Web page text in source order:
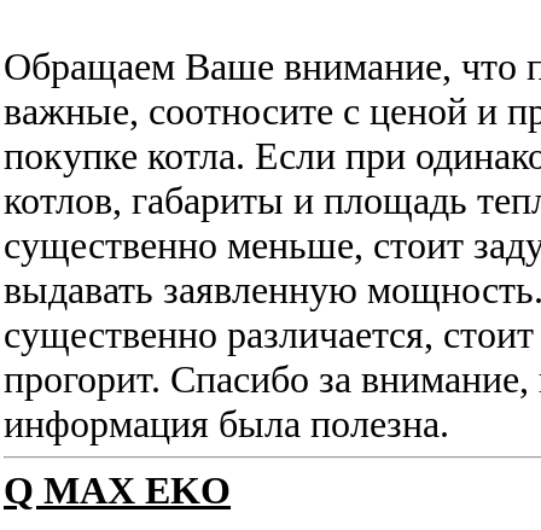
Обращаем Ваше внимание, что
важные, соотносите с ценой и
покупке котла. Если при
котлов, габариты и площадь
существенно меньше, стоит
выдавать заявленную
существенно различается,
прогорит. Спасибо за
информация была полезна.
Q MAX EKO